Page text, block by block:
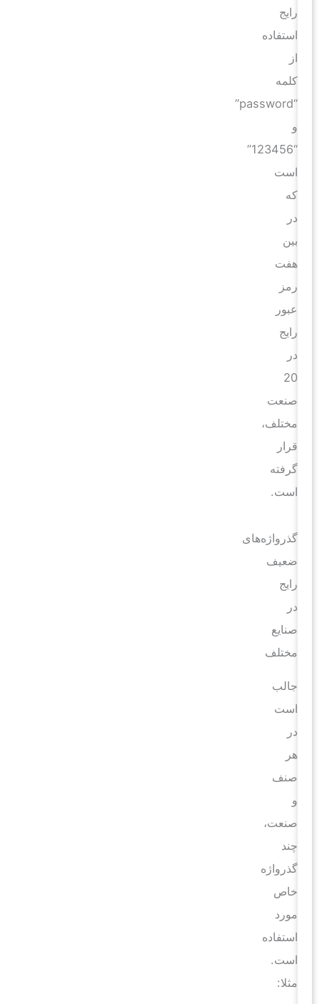
رایج
استفاده
کلمه
“password”
“123456”
است
هفت
رمز
عبور
رایج
صنعت
مختلف،
قرار
گرفته
است.
گذرواژه‌های
ضعیف
رایج
صنایع
مختلف
جالب
است
صنف
صنعت،
چند
گذرواژه
خاص
مورد
استفاده
است.
مثلا: